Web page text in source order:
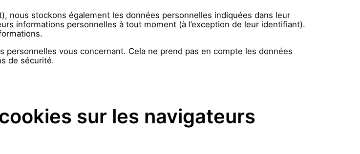
nous stockons également les données personnelles indiquées dans leur
informations personnelles à tout moment (à l’exception de leur identifiant).
vous concernant. Cela ne prend pas en compte les données
de sécurité.
sur les navigateurs